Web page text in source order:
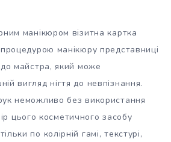
манікюром візитна картка
манікюру представниці
до майстра, який може
вигляд нігтя до невпізнання.
неможливо без використання
цього косметичного засобу
по колірній гамі, текстурі,